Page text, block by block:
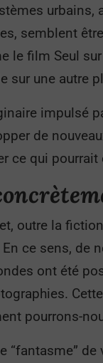
urbains,
semblent
le film Seul
sur une autre
impulsé
de
ce qui
outre la
En ce sens, de
ont été
pourrons-
“fantasme”